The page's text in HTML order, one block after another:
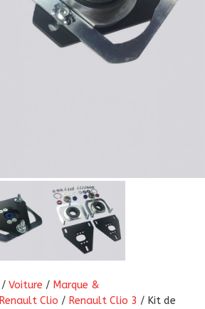
/ Voiture / Marque &
Renault Clio / Renault Clio 3 / Kit de